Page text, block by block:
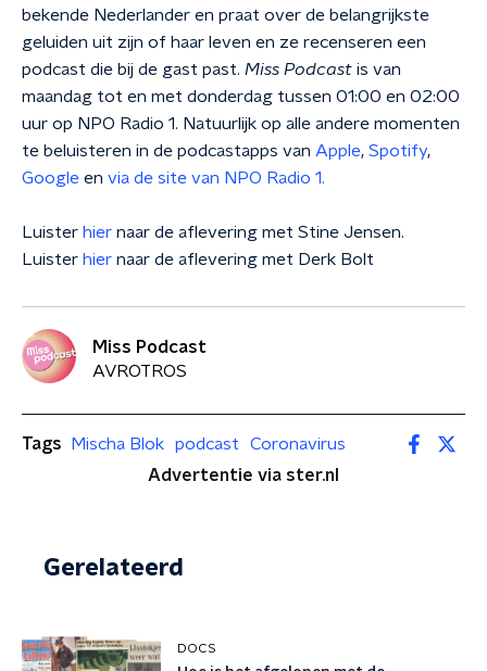
bekende Nederlander en praat over de belangrijkste
geluiden uit zijn of haar leven en ze recenseren een
podcast die bij de gast past. Miss Podcast is van
maandag tot en met donderdag tussen 01:00 en 02:00
uur op NPO Radio 1. Natuurlijk op alle andere momenten
te beluisteren in de podcastapps van Apple, Spotify,
Google en via de site van NPO Radio 1.
Luister hier naar de aflevering met Stine Jensen.
Luister hier naar de aflevering met Derk Bolt
Miss Podcast
AVROTROS
Tags Mischa Blok podcast
Coronavirus
Advertentie via ster.nl
Gerelateerd
DOCS